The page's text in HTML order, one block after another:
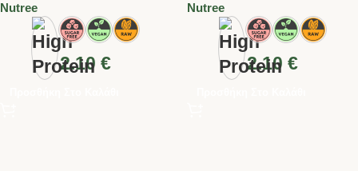
Nutree
2.10 €
Nutree
2.10 €